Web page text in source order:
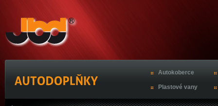
Autokoberce
Plastové vany